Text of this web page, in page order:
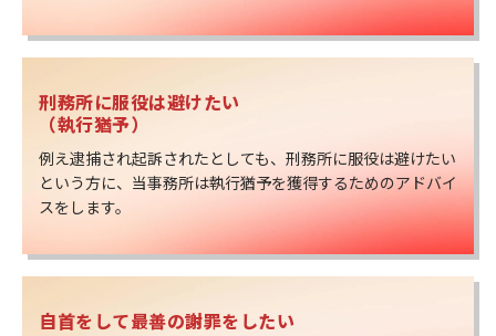
刑務所に服役は避けたい
（執行猶予）
例え逮捕され起訴されたとしても、刑務所に服役は避けたい
という方に、当事務所は執行猶予を獲得するためのアドバイ
スをします。
自首をして最善の謝罪をしたい